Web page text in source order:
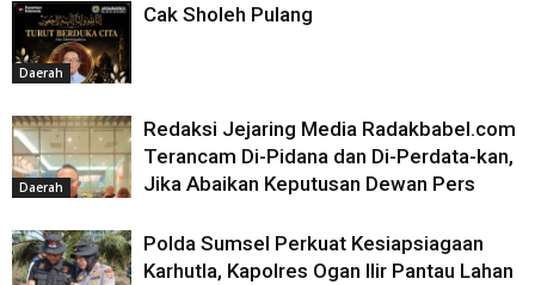
Daerah
Cak Sholeh Pulang
Daerah
Redaksi Jejaring Media Radakbabel.com
Terancam Di-Pidana dan Di-Perdata-kan,
Jika Abaikan Keputusan Dewan Pers
Polda Sumsel Perkuat Kesiapsiagaan
Karhutla, Kapolres Ogan Ilir Pantau Lahan